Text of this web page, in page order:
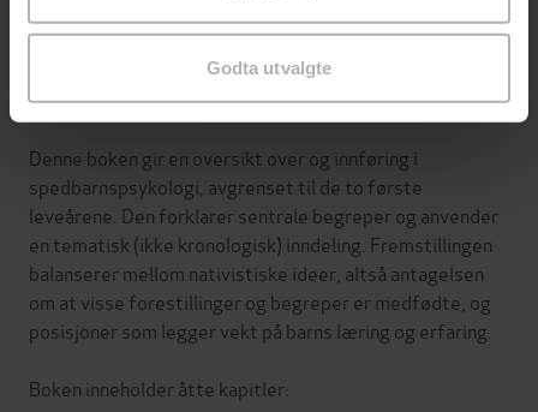
Godta utvalgte
Denne boken gir en oversikt over og innføring i
spedbarnspsykologi, avgrenset til de to første
leveårene. Den forklarer sentrale begreper og anvender
en tematisk (ikke kronologisk) inndeling. Fremstillingen
balanserer mellom nativistiske ideer, altså antagelsen
om at visse forestillinger og begreper er medfødte, og
posisjoner som legger vekt på barns læring og erfaring.
Boken inneholder åtte kapitler: